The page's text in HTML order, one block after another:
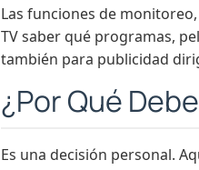
Las funciones de
TV saber qué programas,
también para publicidad
¿Por Qué
Es una decisión personal.